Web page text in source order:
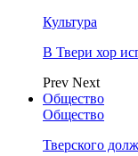
Культура
В Твери хор
Prev Next
Общество
Общество
Тверского